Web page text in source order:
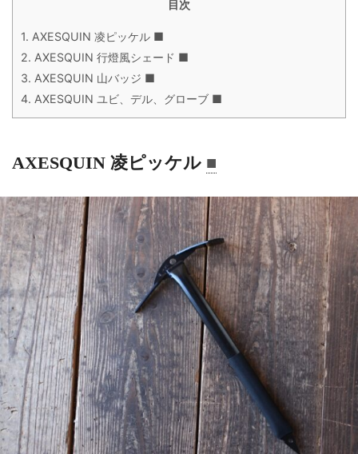
目次
1. AXESQUIN 凌ピッケル ■
2. AXESQUIN 行燈風シェード ■
3. AXESQUIN 山バッジ ■
4. AXESQUIN ユビ、デル、グローブ ■
AXESQUIN 凌ピッケル ■